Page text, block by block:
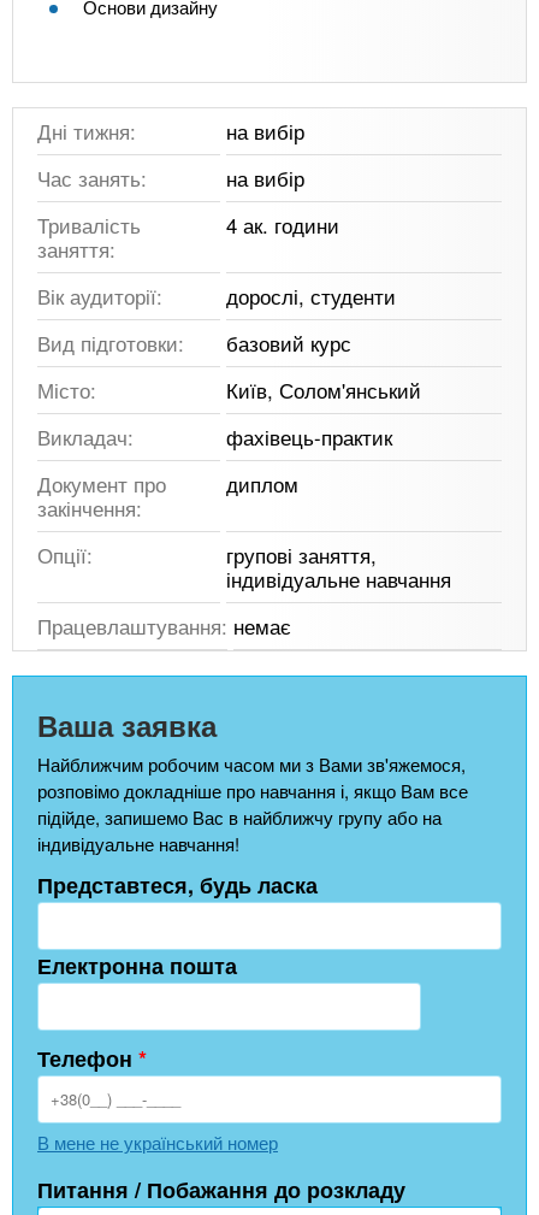
Основи дизайну
Дні тижня:
на вибір
Час занять:
на вибір
Тривалість
заняття:
4 ак. години
Вік аудиторії:
дорослі, студенти
Вид підготовки:
базовий курс
Місто:
Київ, Солом'янський
Викладач:
фахівець-практик
Документ про
закінчення:
диплом
Опції:
групові заняття,
індивідуальне навчання
Працевлаштування: немає
Ваша заявка
Найближчим робочим часом ми з Вами зв'яжемося,
розповімо докладніше про навчання і, якщо Вам все
підійде, запишемо Вас в найближчу групу або на
індивідуальне навчання!
Представтеся, будь ласка
Електронна пошта
Телефон *
В мене не український номер
Питання / Побажання до розкладу